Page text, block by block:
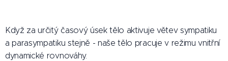
Když za určitý časový úsek tělo aktivuje větev sympatiku
a parasympatiku stejně - naše tělo pracuje v režimu vnitřní
dynamické rovnováhy.